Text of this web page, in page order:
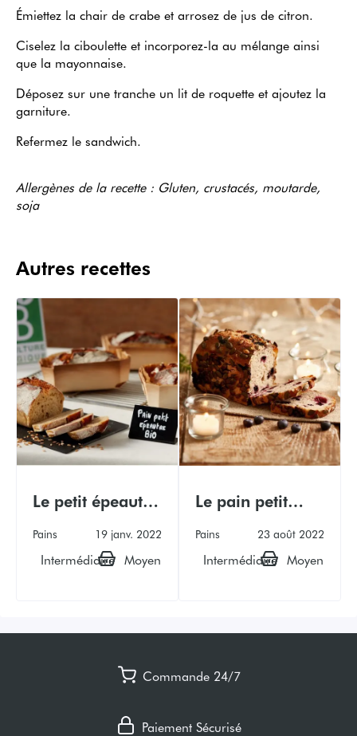
Émiettez la chair de crabe et arrosez de jus de citron.
Ciselez la ciboulette et incorporez-la au mélange ainsi
que la mayonnaise.
Déposez sur une tranche un lit de roquette et ajoutez la
garniture.
Refermez le sandwich.
Allergènes de la recette : Gluten, crustacés, moutarde,
soja
Autres recettes
Le petit épeautre
Pains 19 janv. 2022
Intermédiaire Moyen
Le pain petit
myrtilles,
cannelle et
Pains 23 août 2022
Intermédiaire Moyen
Commande 24/7
Paiement Sécurisé